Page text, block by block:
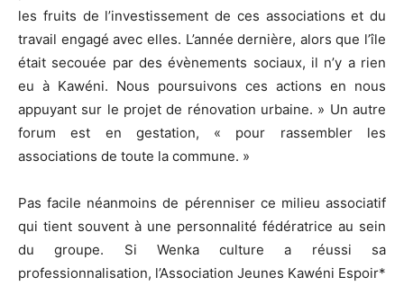
les fruits de l’investissement de ces associations et du
travail engagé avec elles. L’année dernière, alors que l’île
était secouée par des évènements sociaux, il n’y a rien
eu à Kawéni. Nous poursuivons ces actions en nous
appuyant sur le projet de rénovation urbaine. » Un autre
forum est en gestation, « pour rassembler les
associations de toute la commune. »
Pas facile néanmoins de pérenniser ce milieu associatif
qui tient souvent à une personnalité fédératrice au sein
du groupe. Si Wenka culture a réussi sa
professionnalisation, l’Association Jeunes Kawéni Espoir*